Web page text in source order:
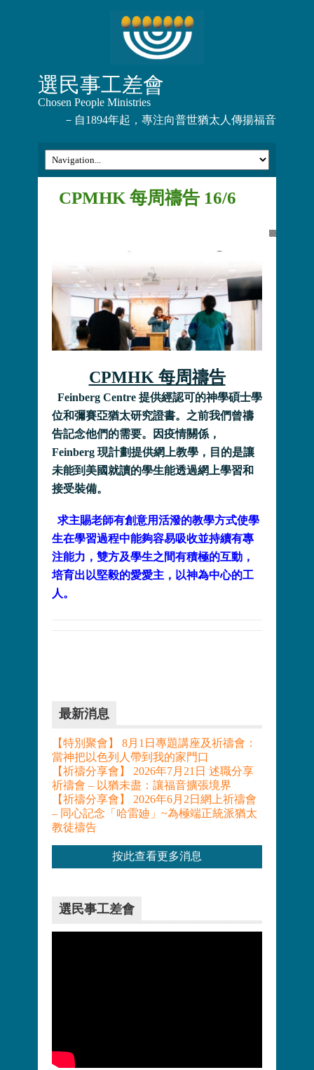
選民事工差會
Chosen People Ministries
－自1894年起，專注向普世猶太人傳揚福音
CPMHK 每周禱告 16/6
CPMHK 每周禱告
Feinberg Centre 提供經認可的神學碩士學
位和彌賽亞猶太研究證書。之前我們曾禱
告記念他們的需要。因疫情關係，
Feinberg 現計劃提供網上教學，目的是讓
未能到美國就讀的學生能透過網上學習和
接受裝備。
求主賜老師有創意用活潑的教學方式使學
生在學習過程中能夠容易吸收並持續有專
注能力，雙方及學生之間有積極的互動，
培育出以堅毅的愛愛主，以神為中心的工
人。
最新消息
【特別聚會】 8月1日專題講座及祈禱會：
當神把以色列人帶到我的家門口
【祈禱分享會】 2026年7月21日 述職分享
祈禱會 – 以猶未盡：讓福音擴張境界
【祈禱分享會】 2026年6月2日網上祈禱會
– 同心記念「哈雷廸」~為極端正統派猶太
教徒禱告
按此查看更多消息
選民事工差會